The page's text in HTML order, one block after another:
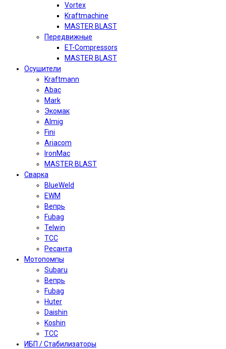
Vortex
Kraftmachine
MASTER BLAST
Передвижные
ET-Compressors
MASTER BLAST
Осушители
Kraftmann
Abac
Mark
Экомак
Almig
Fini
Ariacom
IronMac
MASTER BLAST
Сварка
BlueWeld
EWM
Вепрь
Fubag
Telwin
TCC
Ресанта
Мотопомпы
Subaru
Вепрь
Fubag
Huter
Daishin
Koshin
TCC
ИБП / Стабилизаторы